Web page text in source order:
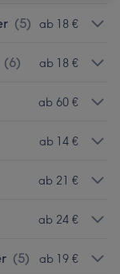
(5) ab 18 €
(6) ab 18 €
ab 60 €
ab 14 €
ab 21 €
ab 24 €
(5) ab 19 €